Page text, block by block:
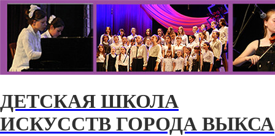
ДЕТСКАЯ ШКОЛА
ИСКУССТВ ГОРОДА ВЫКСА